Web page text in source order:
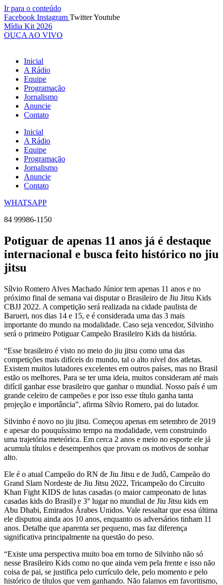
Ir para o conteúdo
Facebook Instagram TwitterYoutube
Mídia Kit 2026
OUÇA AO VIVO
Inicial
A Rádio
Equipe
Programação
Jornalismo
Anuncie
Contato
Inicial
A Rádio
Equipe
Programação
Jornalismo
Anuncie
Contato
WHATSAPP
84 99986-1150
Potiguar de apenas 11 anos já é destaque
internacional e busca feito histórico no jiu
jitsu
Sílvio Romero Alves Machado Júnior tem apenas 11 anos e no
próximo final de semana vai disputar o Brasileiro de Jiu Jitsu Kids
CBJJ 2022. A competição será realizada na cidade paulista de
Barueri, nos dias 14 e 15, e é considerada uma das 3 mais
importante do mundo na modalidade. Caso seja vencedor, Silvinho
será o primeiro Potiguar Campeão Brasileiro Kids da história.
“Esse brasileiro é visto no meio do jiu jitsu como uma das
competições mais difíceis do mundo, tal o alto nível dos atletas.
Existem muitos lutadores excelentes em outros países, mas no Brasil
estão os melhores. Para se ter uma ideia, muitos consideram até mais
difícil ganhar esse brasileiro que ganhar o mundial. Nosso país é um
grande celeiro de campeões e por isso esse título ganha tanta
projeção e importância”, afirma Sílvio Romero, pai do lutador.
Silvinho é novo no jiu jitsu. Começou apenas em setembro de 2019
e apesar do pouquíssimo tempo na modalidade, vem construindo
uma trajetória meteórica. Em cerca 2 anos e meio no esporte ele já
acumula títulos e desempenhos que provam os motivos de sonhar
alto.
Ele é o atual Campeão do RN de Jiu Jitsu e de Judô, Campeão do
Grand Slam Nordeste de Jiu Jitsu 2022, Tricampeão do Circuito
Khan Fight KIDS de lutas casadas (o maior campeonato de lutas
casadas kids do Brasil) e 3° lugar no mundial de Jiu Jitsu kids em
Abu Dhabi, Emirados Árabes Unidos. Vale ressaltar que essa última
ele disputou ainda aos 10 anos, enquanto os adversários tinham 11
anos. Detalhe que aparenta ser pequeno, mas faz diferença
significativa principalmente na questão do peso.
“Existe uma perspectiva muito boa em torno de Silvinho não só
nesse Brasileiro Kids como no que ainda vem pela frente e isso não
coisa de pai, se justifica pelo currículo dele, pelo momento e pelo
histórico de títulos que vem ganhando. Não falamos em favoritismo,